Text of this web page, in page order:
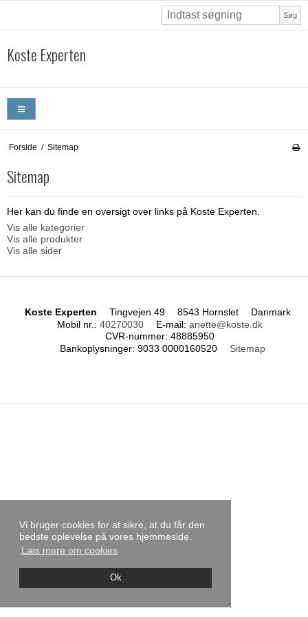
Vi bruger cookies for at sikre, at du får den
bedste oplevelse på vores hjemmeside.
Læs mere om cookies
Ok
Søg
Koste Experten
Forside / Sitemap
Sitemap
Her kan du finde en oversigt over links på Koste Experten.
Vis alle kategorier
Vis alle produkter
Vis alle sider
Koste Experten Tingvejen 49 8543 Hornslet
Danmark
Mobil nr. : 40270030 E-mail: anette@koste.dk
CVR-nummer: 48885950
Bankoplysninger: 9033 0000160520 Sitemap